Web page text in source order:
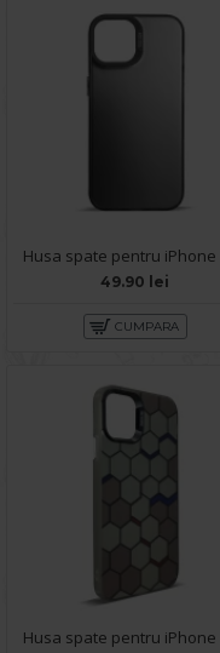
49.90 lei
CUMPARA